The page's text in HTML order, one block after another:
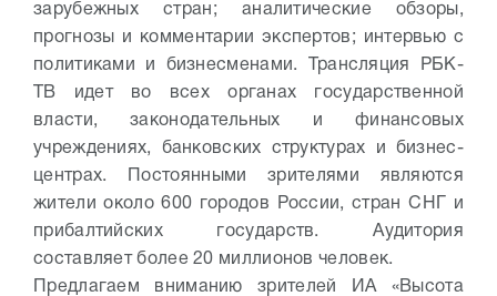
зарубежных стран; аналитические обзоры,
прогнозы и комментарии экспертов; интервью с
политиками и бизнесменами. Трансляция РБК-
ТВ идет во всех органах государственной
власти, законодательных и финансовых
учреждениях, банковских структурах и бизнес-
центрах. Постоянными зрителями являются
жители около 600 городов России, стран СНГ и
прибалтийских государств. Аудитория
составляет более 20 миллионов человек.
Предлагаем вниманию зрителей ИА «Высота